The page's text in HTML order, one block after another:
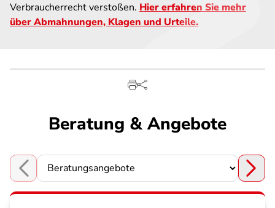
Verbraucherrecht verstoßen. Hier erfahren Sie mehr
über Abmahnungen, Klagen und Urteile.
Beratung & Angebote
Choose a section